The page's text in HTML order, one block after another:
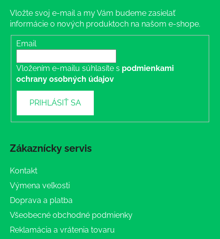
Vložte svoj e-mail a my Vám budeme zasielať
informácie o nových produktoch na našom e-shope.
Email
Vložením e-mailu súhlasíte s podmienkami
ochrany osobných údajov
PRIHLÁSIŤ SA
Zákaznícky servis
Kontakt
Výmena veľkosti
Doprava a platba
Všeobecné obchodné podmienky
Reklamácia a vrátenia tovaru